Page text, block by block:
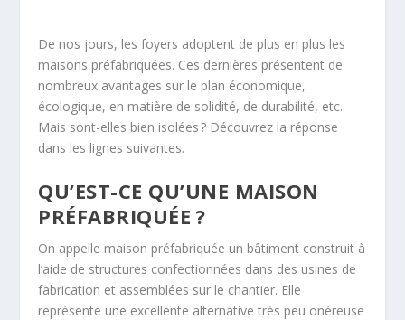
De nos jours, les foyers adoptent de plus en plus les
maisons préfabriquées. Ces dernières présentent de
nombreux avantages sur le plan économique,
écologique, en matière de solidité, de durabilité, etc.
Mais sont-elles bien isolées ? Découvrez la réponse
dans les lignes suivantes.
QU’EST-CE QU’UNE MAISON
PRÉFABRIQUÉE ?
On appelle maison préfabriquée un bâtiment construit à
l’aide de structures confectionnées dans des usines de
fabrication et assemblées sur le chantier. Elle
représente une excellente alternative très peu onéreuse